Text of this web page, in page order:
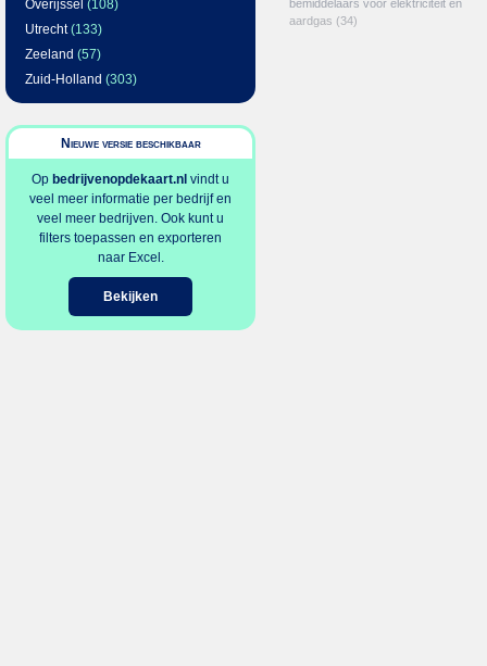
Overijssel (108)
Utrecht(133)
Zeeland (57)
Zuid-Holland (303)
Nieuwe versie beschikbaar
Op bedrijvenopdekaart.nl vindt u
veel meer informatie per bedrijf en
veel meer bedrijven. Ook kunt u
filters toepassen en exporteren
naar Excel.
Bekijken
bemiddelaars voor elektriciteit en
aardgas (34)